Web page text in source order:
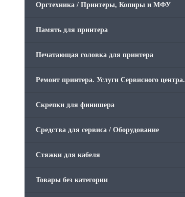
Оргтехника / Принтеры, Копиры и МФУ
Память для принтера
Печатающая головка для принтера
Ремонт принтера. Услуги Сервисного центра.
Скрепки для финишера
Средства для сервиса / Оборудование
Стяжки для кабеля
Товары без категории